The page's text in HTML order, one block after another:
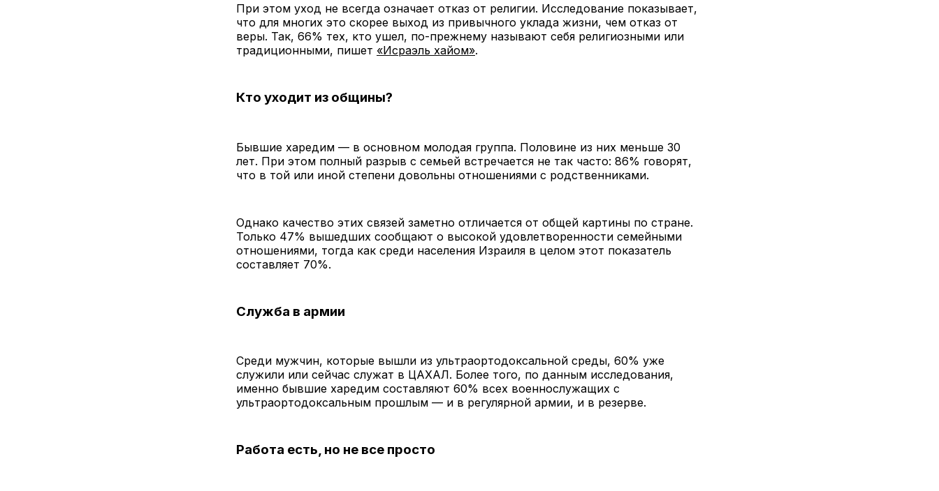
При этом уход не всегда означает отказ от религии. Исследование показывает,
что для многих это скорее выход из привычного уклада жизни, чем отказ от
веры. Так, 66% тех, кто ушел, по-прежнему называют себя религиозными или
традиционными, пишет «Исраэль хайом».
Кто уходит из общины?
Бывшие харедим — в основном молодая группа. Половине из них меньше 30
лет. При этом полный разрыв с семьей встречается не так часто: 86% говорят,
что в той или иной степени довольны отношениями с родственниками.
Однако качество этих связей заметно отличается от общей картины по стране.
Только 47% вышедших сообщают о высокой удовлетворенности семейными
отношениями, тогда как среди населения Израиля в целом этот показатель
составляет 70%.
Служба в армии
Среди мужчин, которые вышли из ультраортодоксальной среды, 60% уже
служили или сейчас служат в ЦАХАЛ. Более того, по данным исследования,
именно бывшие харедим составляют 60% всех военнослужащих с
ультраортодоксальным прошлым — и в регулярной армии, и в резерве.
Работа есть, но не все просто